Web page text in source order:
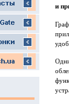
и